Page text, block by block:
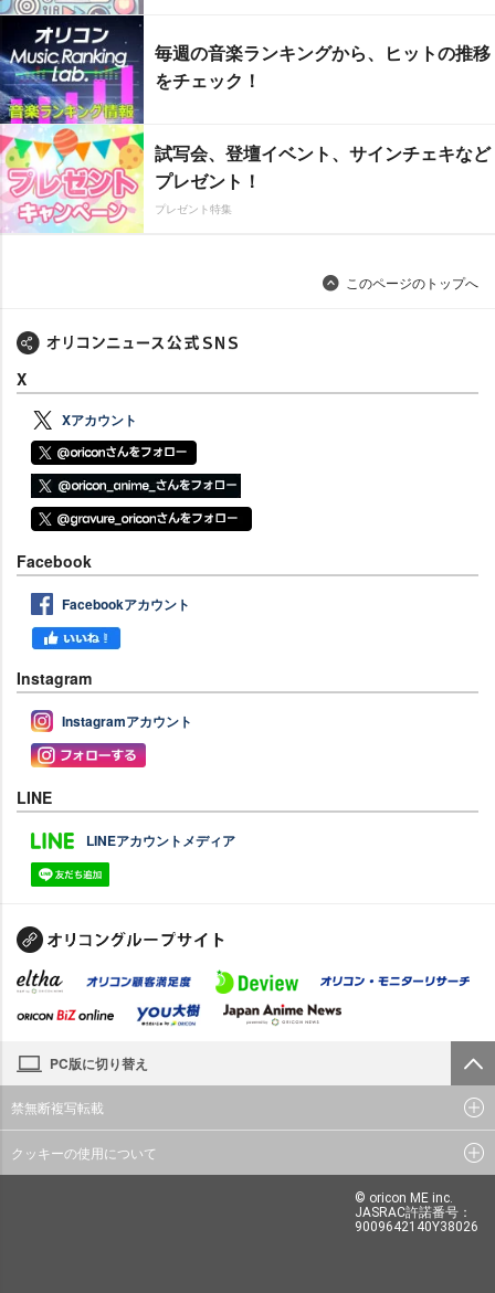
毎週の音楽ランキングから、ヒットの推移
をチェック！
試写会、登壇イベント、サインチェキなど
プレゼント！
プレゼント特集
このページのトップへ
X
Xアカウント
Facebook
Facebookアカウント
Instagram
Instagramアカウント
LINE
LINEアカウントメディア
PC版に切り替え
禁無断複写転載
クッキーの使用について
© oricon ME inc.
JASRAC許諾番号：
9009642140Y38026